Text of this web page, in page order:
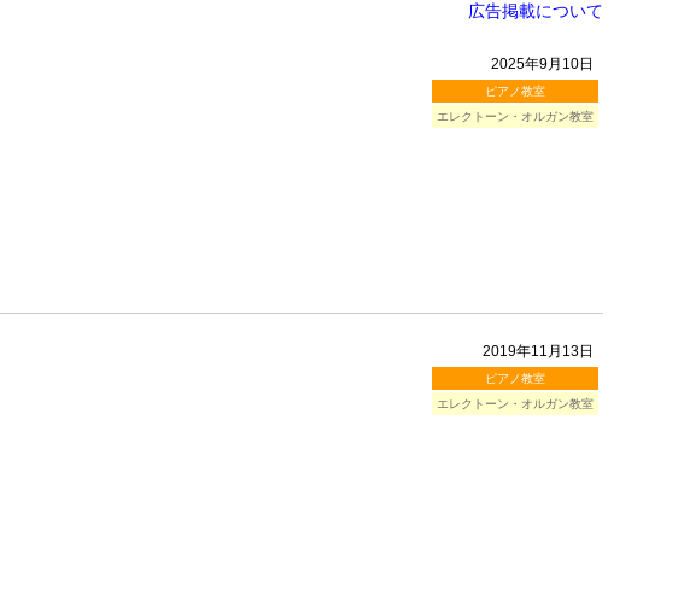
広告掲載について
2025年9月10日
ピアノ教室
エレクトーン・オルガン教室
2019年11月13日
ピアノ教室
エレクトーン・オルガン教室